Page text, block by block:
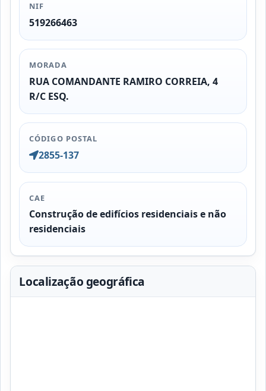
NIF
519266463
MORADA
RUA COMANDANTE RAMIRO CORREIA, 4
R/C ESQ.
CÓDIGO POSTAL
2855-137
CAE
Construção de edifícios residenciais e não
residenciais
Localização geográfica